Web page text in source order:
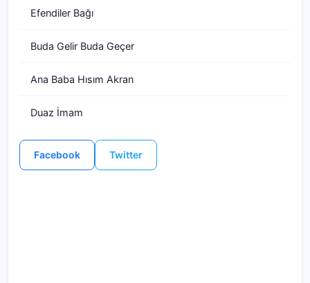
Efendiler Bağı
Buda Gelir Buda Geçer
Ana Baba Hısım Akran
Duaz İmam
Facebook Twitter